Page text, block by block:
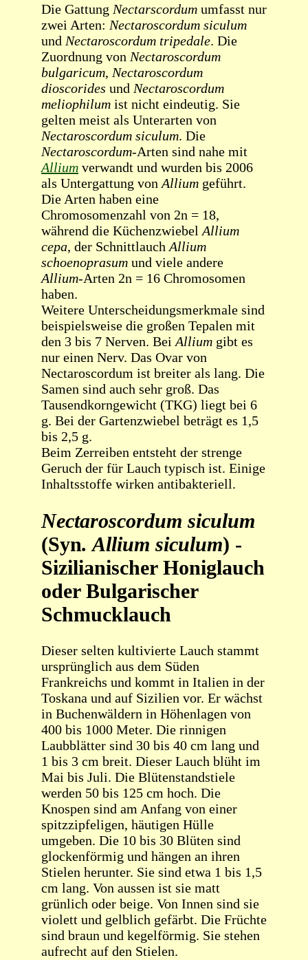
Die Gattung Nectarscordum umfasst nur
zwei Arten: Nectaroscordum siculum
und Nectaroscordum tripedale. Die
Zuordnung von Nectaroscordum
bulgaricum, Nectaroscordum
dioscorides und Nectaroscordum
meliophilum ist nicht eindeutig. Sie
gelten meist als Unterarten von
Nectaroscordum siculum. Die
Nectaroscordum-Arten sind nahe mit
Allium verwandt und wurden bis 2006
als Untergattung von Allium geführt.
Die Arten haben eine
Chromosomenzahl von 2n = 18,
während die Küchenzwiebel Allium
cepa, der Schnittlauch Allium
schoenoprasum und viele andere
Allium-Arten 2n = 16 Chromosomen
haben.
Weitere Unterscheidungsmerkmale sind
beispielsweise die großen Tepalen mit
den 3 bis 7 Nerven. Bei Allium gibt es
nur einen Nerv. Das Ovar von
Nectaroscordum ist breiter als lang. Die
Samen sind auch sehr groß. Das
Tausendkorngewicht (TKG) liegt bei 6
g. Bei der Gartenzwiebel beträgt es 1,5
bis 2,5 g.
Beim Zerreiben entsteht der strenge
Geruch der für Lauch typisch ist. Einige
Inhaltsstoffe wirken antibakteriell.
Nectaroscordum siculum
(Syn. Allium siculum) -
Sizilianischer Honiglauch
oder Bulgarischer
Schmucklauch
Dieser selten kultivierte Lauch stammt
ursprünglich aus dem Süden
Frankreichs und kommt in Italien in der
Toskana und auf Sizilien vor. Er wächst
in Buchenwäldern in Höhenlagen von
400 bis 1000 Meter. Die rinnigen
Laubblätter sind 30 bis 40 cm lang und
1 bis 3 cm breit. Dieser Lauch blüht im
Mai bis Juli. Die Blütenstandstiele
werden 50 bis 125 cm hoch. Die
Knospen sind am Anfang von einer
spitzzipfeligen, häutigen Hülle
umgeben. Die 10 bis 30 Blüten sind
glockenförmig und hängen an ihren
Stielen herunter. Sie sind etwa 1 bis 1,5
cm lang. Von aussen ist sie matt
grünlich oder beige. Von Innen sind sie
violett und gelblich gefärbt. Die Früchte
sind braun und kegelförmig. Sie stehen
aufrecht auf den Stielen.